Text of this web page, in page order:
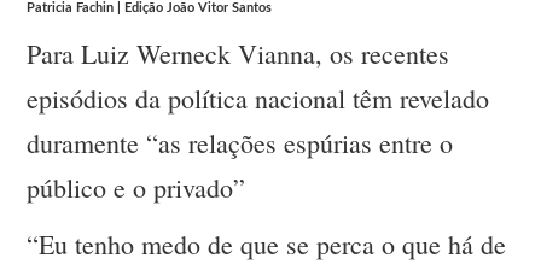
Patricia Fachin | Edição João Vitor Santos
Para Luiz Werneck Vianna, os recentes
episódios da política nacional têm revelado
duramente “as relações espúrias entre o
público e o privado”
“Eu tenho medo de que se perca o que há de